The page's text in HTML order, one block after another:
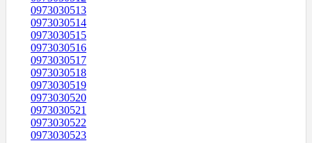
0973030513
0973030514
0973030515
0973030516
0973030517
0973030518
0973030519
0973030520
0973030521
0973030522
0973030523